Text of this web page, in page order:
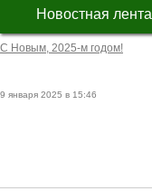
Новостная лента
С Новым, 2025-м годом!
9 января 2025 в 15:46